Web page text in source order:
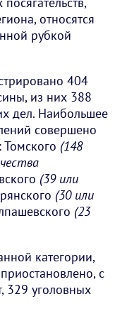
относятся
рубкой
404
из них 388
дел. Наибольшее
совершено
(148
(39 или
(30 или
(23
категории,
с
329 уголовных